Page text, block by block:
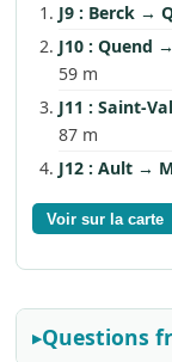
J9 : Berck →
J10 : Quend
59 m
J11 : Saint-
87 m
J12 : Ault →
Voir sur la carte
Questions